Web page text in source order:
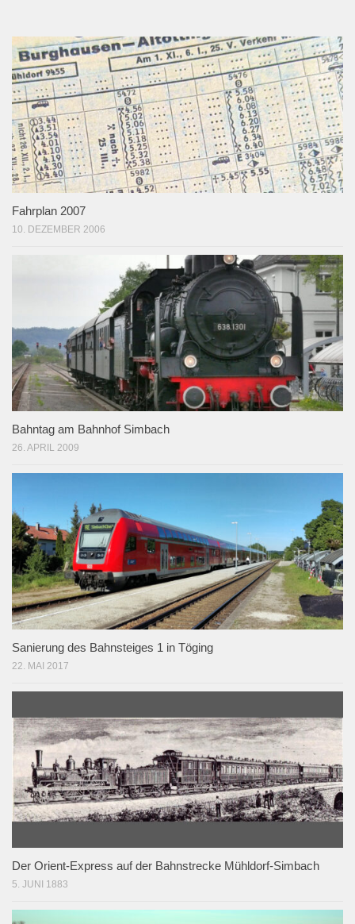
Fahrplan 2007
10. DEZEMBER 2006
Bahntag am Bahnhof Simbach
26. APRIL 2009
Sanierung des Bahnsteiges 1 in Töging
22. MAI 2017
Der Orient-Express auf der Bahnstrecke Mühldorf-Simbach
5. JUNI 1883